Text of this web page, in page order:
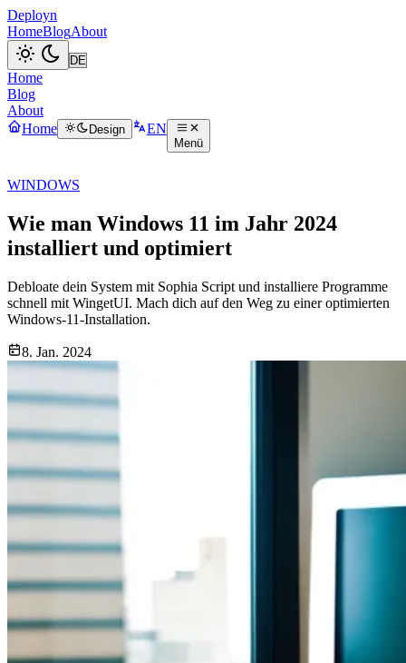
Deployn
HomeBlogAbout
Home
Blog
About
Home
Design EN
Menü
WINDOWS
Wie man Windows 11 im Jahr 2024
installiert und optimiert
Debloate dein System mit Sophia Script und installiere Programme
schnell mit WingetUI. Mach dich auf den Weg zu einer optimierten
Windows-11-Installation.
8. Jan. 2024